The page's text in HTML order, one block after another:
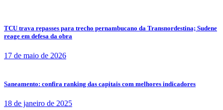
TCU trava repasses para trecho pernambucano da Transnordestina; Sudene
reage em defesa da obra
17 de maio de 2026
Saneamento: confira ranking das capitais com melhores indicadores
18 de janeiro de 2025